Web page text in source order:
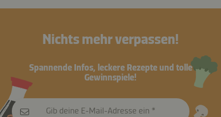
Nichts mehr verpassen!
Spannende Infos, leckere Rezepte und tolle
Gewinnspiele!
Gib deine E-Mail-Adresse ein